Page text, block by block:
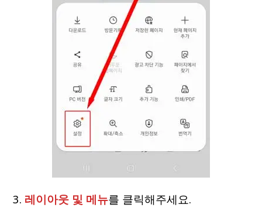
3. 레이아웃 및 메뉴를 클릭해주세요.